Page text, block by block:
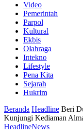
Video
Pemerintah
Parpol
Kultural
Ekbis
Olahraga
Intekno
Lifestyle
Pena Kita
Sejarah
Hukrim
Beranda Headline Beri
Kunjungi Kediaman
HeadlineNews